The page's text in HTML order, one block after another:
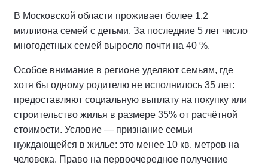
В Московской области проживает более 1,2
миллиона семей с детьми. За последние 5 лет число
многодетных семей выросло почти на 40 %.
Особое внимание в регионе уделяют семьям, где
хотя бы одному родителю не исполнилось 35 лет:
предоставляют социальную выплату на покупку или
строительство жилья в размере 35% от расчётной
стоимости. Условие — признание семьи
нуждающейся в жилье: это менее 10 кв. метров на
человека. Право на первоочередное получение